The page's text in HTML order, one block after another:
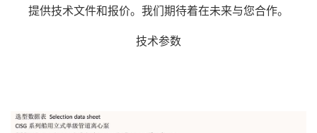
提供技术文件和报价。我们期待着在未来与您合作。
技术参数